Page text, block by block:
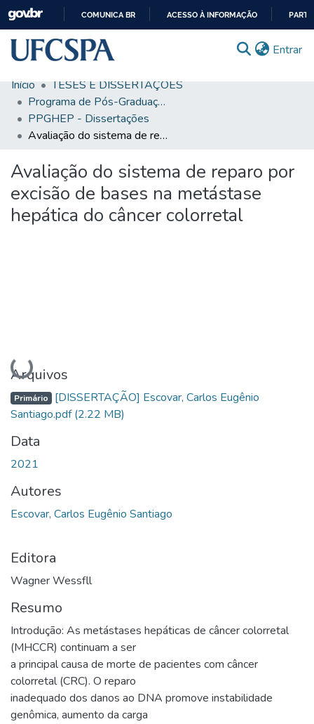
CONTEÚDO
COMUNICA BR ACESSO À INFORMAÇÃO
Entrar
Comunidades & Coleções
Busca Facetada
Autoarquivamento
Sobre o RI-UFCSPA
Início
TESES E DISSERTAÇÕES
Programa de Pós-Graduação em Medicina: Hepatologia
PPGHEP - Dissertações
Avaliação do sistema de reparo por excisão de bases na metástase hepática do câncer colorretal
Avaliação do sistema de reparo por
excisão de bases na metástase
hepática do câncer colorretal
Carregando...
Arquivos
Primário [DISSERTAÇÃO] Escovar, Carlos Eugênio
Santiago.pdf(2.22 MB)
Data
2021
Autores
Escovar, Carlos Eugênio Santiago
Editora
Wagner Wessfll
Resumo
Introdução: As metástases hepáticas de câncer colorretal
(MHCCR) continuam a ser
a principal causa de morte de pacientes com câncer
colorretal (CRC). O reparo
inadequado dos danos ao DNA promove instabilidade
genômica, aumento da carga